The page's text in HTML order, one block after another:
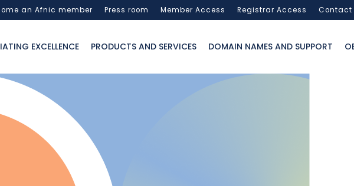
an Afnic member Press room Member Access Registrar Access Contact
EXCELLENCE PRODUCTS AND SERVICES DOMAIN NAMES AND SUPPORT